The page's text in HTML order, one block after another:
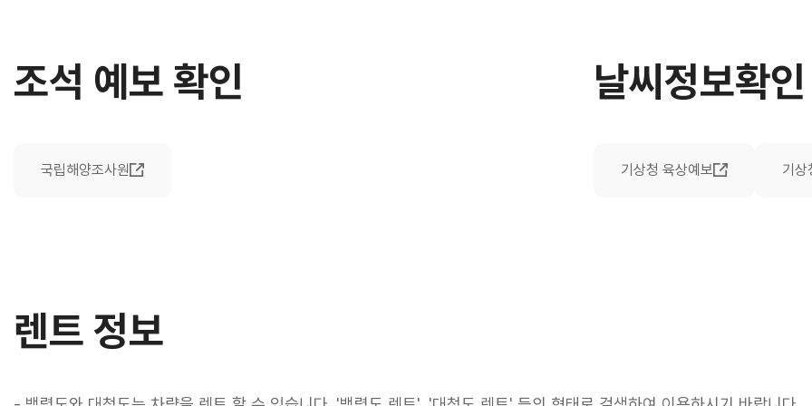
조석 예보 확인
국립해양조사원
날씨정보확인
기상청 육상예보 기상
렌트 정보